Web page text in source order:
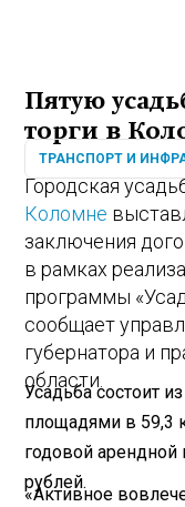
Пятую
торги в
ТРАНСПОРТ И
Городская
Коломне
заключения
в рамках
программы
сообщает
губернатора и
области.
Усадьба состоит
площадями в 59,3
годовой арендной
рублей.
«Активное